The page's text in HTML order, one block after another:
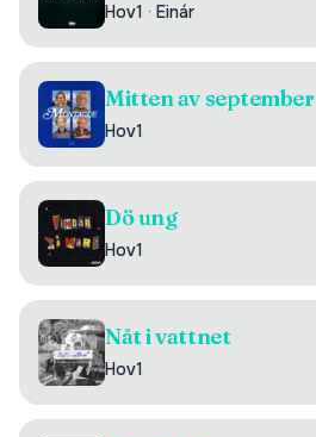
Hov1 · Einár
Mitten av september
Hov1
Dö ung
Hov1
Nåt i vattnet
Hov1